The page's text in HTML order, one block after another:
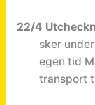
22/4
sker
egen tid
transport